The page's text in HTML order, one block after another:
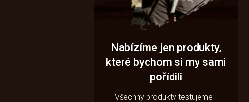
Nabízíme jen produkty,
které bychom si my sami
pořídili
Všechny produkty testujeme -